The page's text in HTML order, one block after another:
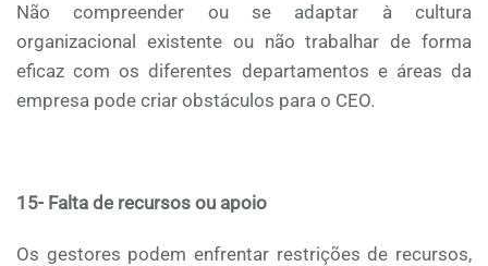
Não compreender ou se adaptar à cultura
organizacional existente ou não trabalhar de forma
eficaz com os diferentes departamentos e áreas da
empresa pode criar obstáculos para o CEO.
15- Falta de recursos ou apoio
Os gestores podem enfrentar restrições de recursos,